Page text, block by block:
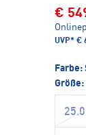
€
UVP* €
Farbe:
Größe: